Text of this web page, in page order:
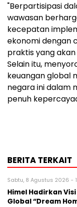
"Berpartisipasi
wawasan
kecepatan
ekonomi dengan
praktis yang
Selain itu,
keuangan global
negara ini dalam
penuh
BERITA TERKAIT
Sabtu, 8 Agustus 2026 -
Himel Hadirkan
Global “Dream